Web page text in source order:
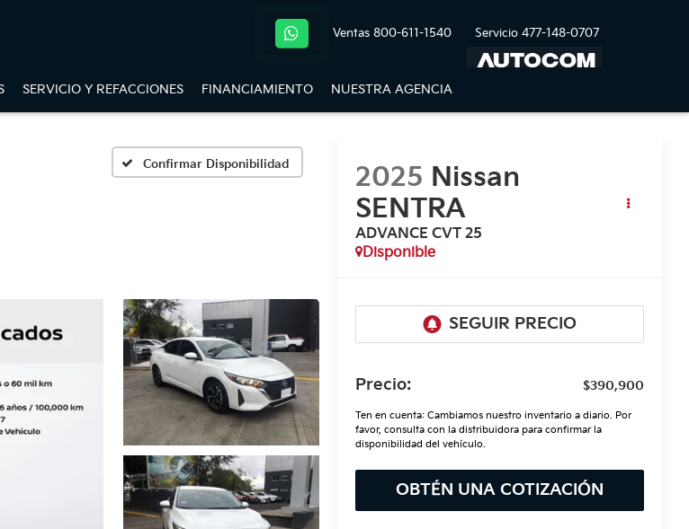
Ventas 800-611-1540 Servicio 477-148-0707
SERVICIO Y REFACCIONES FINANCIAMIENTO NUESTRA AGENCIA
Confirmar Disponibilidad
2025 Nissan
SENTRA
ADVANCE CVT 25
Disponible
Precio: $390,900
Ten en cuenta: Cambiamos nuestro inventario a diario. Por
favor, consulta con la distribuidora para confirmar la
disponibilidad del vehículo.
OBTÉN UNA COTIZACIÓN